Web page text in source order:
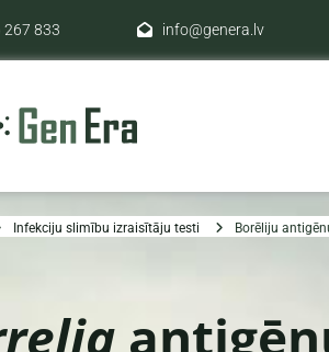
267 833  info@genera.lv
Infekciju slimību izraisītāju testi Borēliju